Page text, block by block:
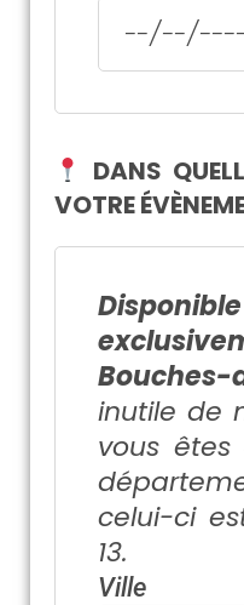
DANS
VOTRE
Disponible
Bouches-
inutile de
vous
celui-ci
13.